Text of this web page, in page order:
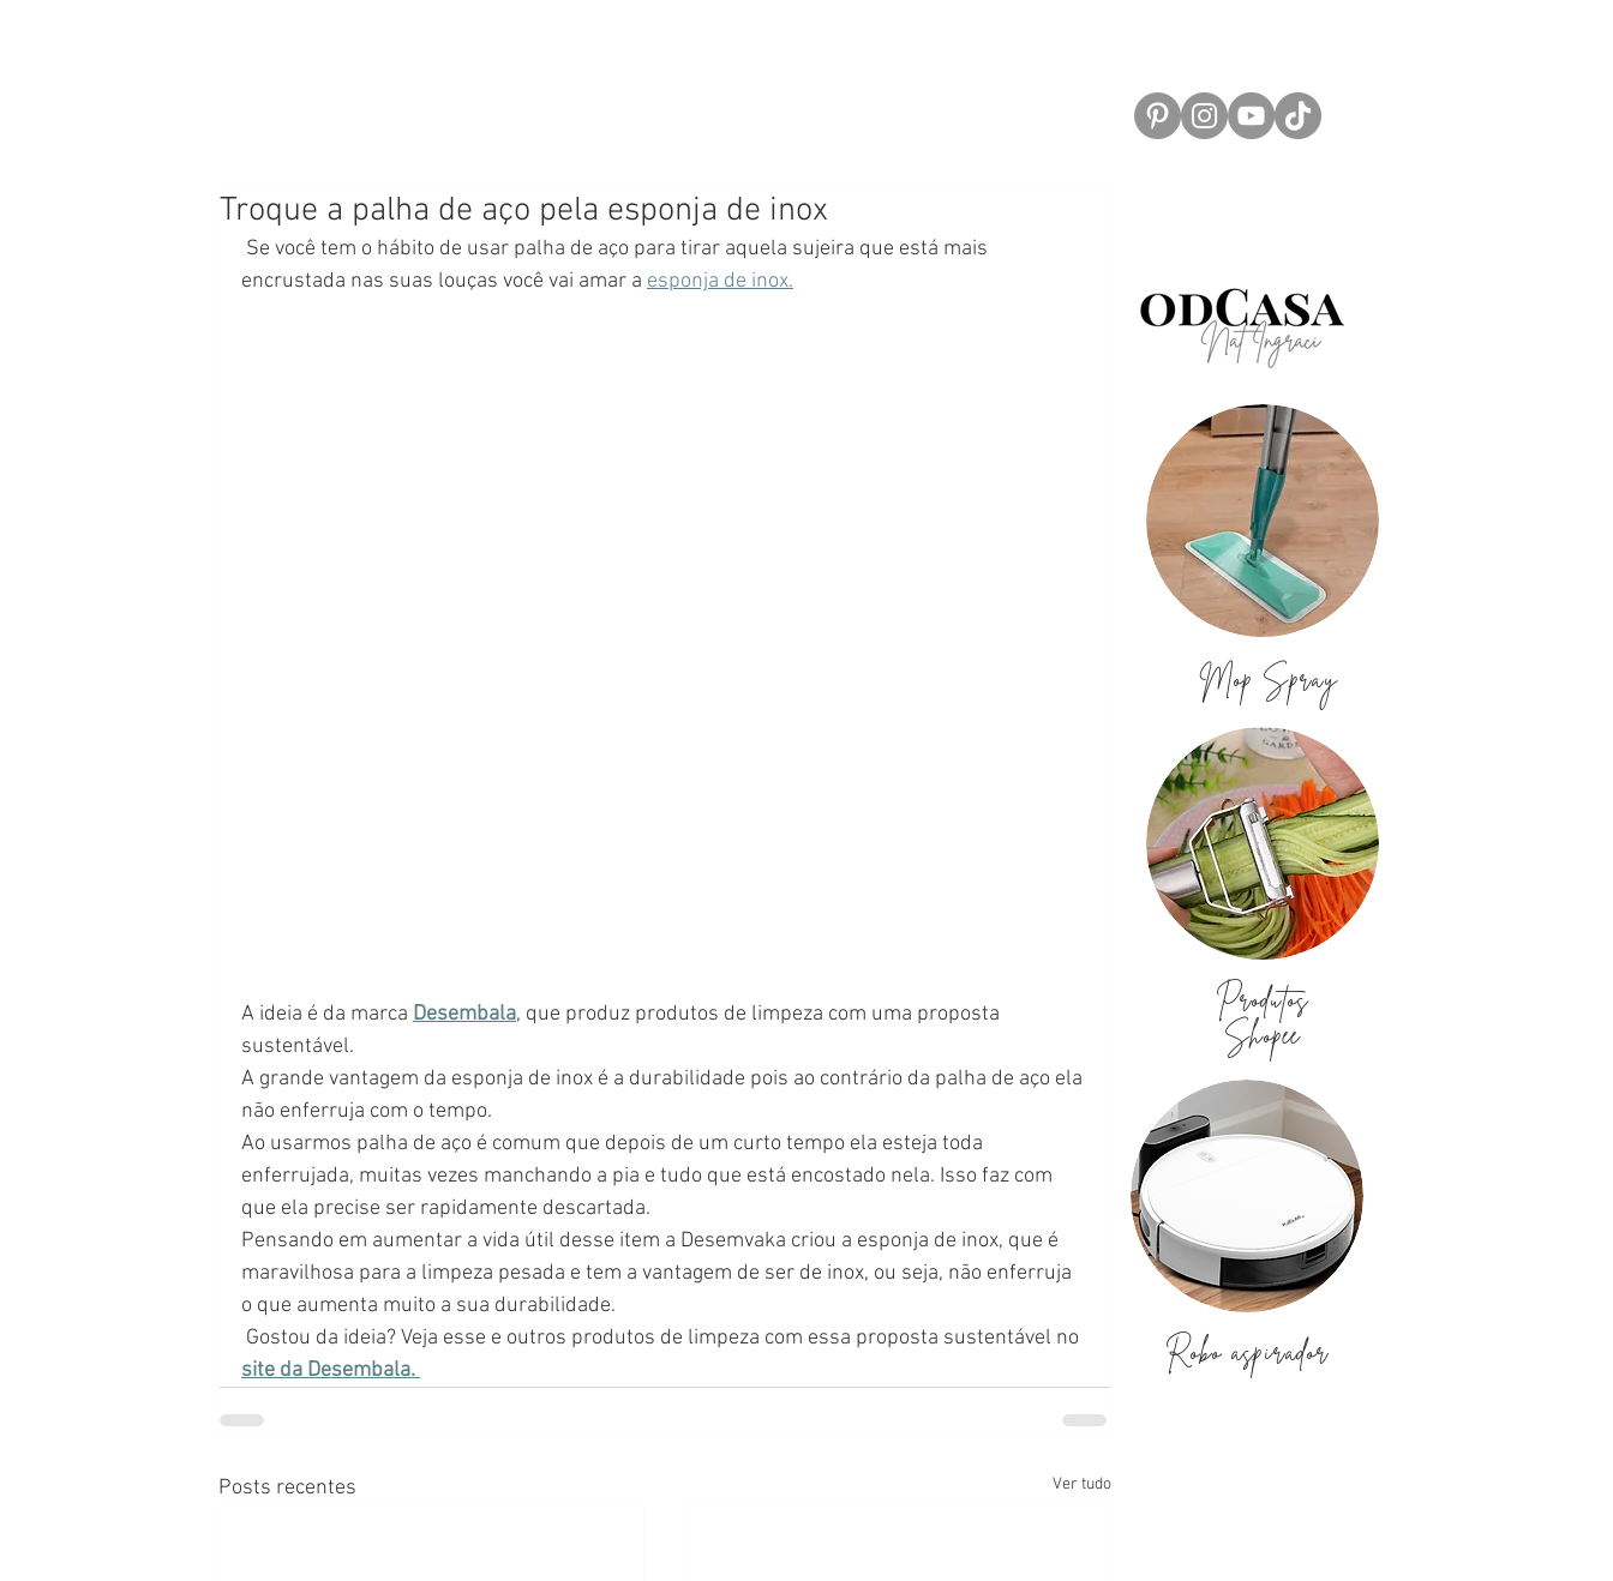
Troque a palha de aço pela esponja de inox
encrustada nas suas louças você vai amar a esponja de inox.
A ideia é da marca Desembala, que produz produtos de limpeza com uma proposta
sustentável.
A grande vantagem da esponja de inox é a durabilidade pois ao contrário da palha de aço ela
não enferruja com o tempo.
Ao usarmos palha de aço é comum que depois de um curto tempo ela esteja toda
enferrujada, muitas vezes manchando a pia e tudo que está encostado nela. Isso faz com
que ela precise ser rapidamente descartada.
Pensando em aumentar a vida útil desse item a Desemvaka criou a esponja de inox, que é
maravilhosa para a limpeza pesada e tem a vantagem de ser de inox, ou seja, não enferruja
o que aumenta muito a sua durabilidade.
Gostou da ideia? Veja esse e outros produtos de limpeza com essa proposta sustentável no
site da Desembala.
Posts recentes Ver tudo
Mop Spray
Produtos
Shopee
Robo aspirador